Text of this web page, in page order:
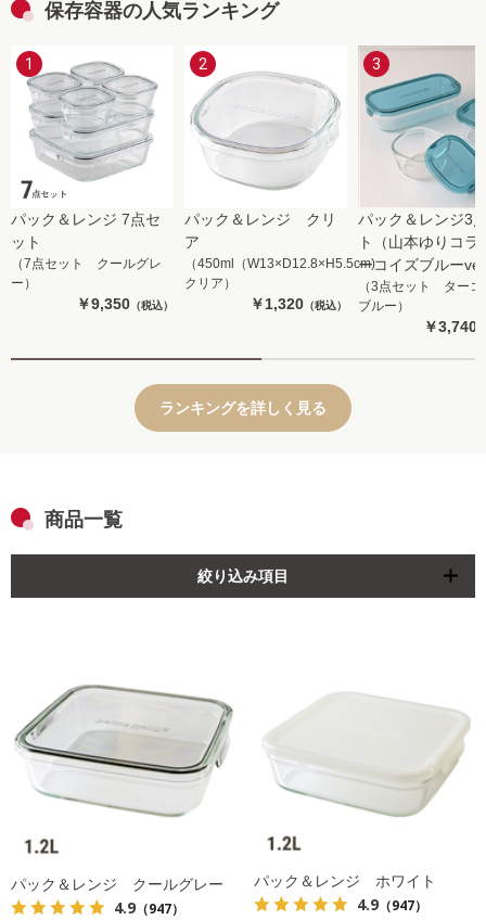
そのままレンジ出来るので快適で
大変良い保存容器です
今
シ
保存容器の人気ランキング
1
パック＆レンジ 7点セ
ット
（7点セット クールグレ
ー）
￥9,350 （税込）
2
パック＆レンジ クリ
ア
（450ml（W13×D12.8×H5.5cm)
クリア）
￥1,320 （税込）
3
パック＆レンジ3
ト（山本ゆりコラ
ーコイズブルー
（3点セット ターコ
ブルー）
￥3,740
ランキングを詳しく見る
商品一覧
絞り込み項目
パック＆レンジ クールグレー
4.9 （947）
パック＆レンジ ホワイト
4.9 （947）